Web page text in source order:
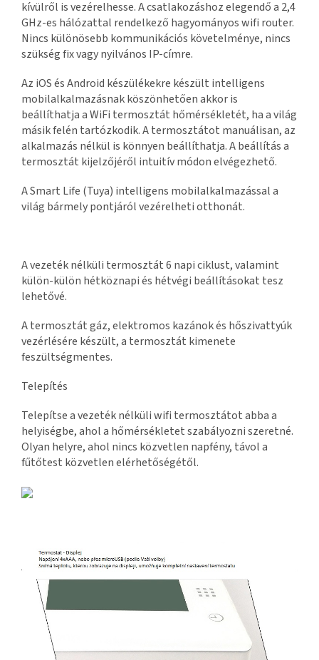
kívülről is vezérelhesse. A csatlakozáshoz elegendő a 2,4
GHz-es hálózattal rendelkező hagyományos wifi router.
Nincs különösebb kommunikációs követelménye, nincs
szükség fix vagy nyilvános IP-címre.
Az iOS és Android készülékekre készült intelligens
mobilalkalmazásnak köszönhetően akkor is
beállíthatja a WiFi termosztát hőmérsékletét, ha a világ
másik felén tartózkodik. A termosztátot manuálisan, az
alkalmazás nélkül is könnyen beállíthatja. A beállítás a
termosztát kijelzőjéről intuitív módon elvégezhető.
A Smart Life (Tuya) intelligens mobilalkalmazással a
világ bármely pontjáról vezérelheti otthonát.
A vezeték nélküli termosztát 6 napi ciklust, valamint
külön-külön hétköznapi és hétvégi beállításokat tesz
lehetővé.
A termosztát gáz, elektromos kazánok és hőszivattyúk
vezérlésére készült, a termosztát kimenete
feszültségmentes.
Telepítés
Telepítse a vezeték nélküli wifi termosztátot abba a
helyiségbe, ahol a hőmérsékletet szabályozni szeretné.
Olyan helyre, ahol nincs közvetlen napfény, távol a
fűtőtest közvetlen elérhetőségétől.